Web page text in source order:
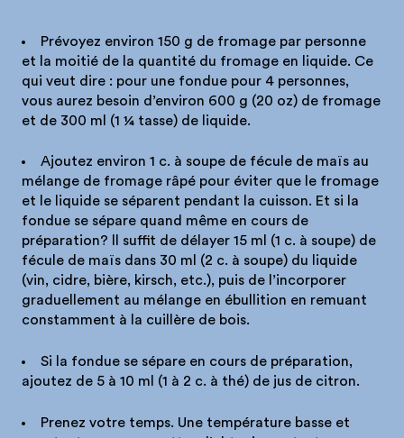
Prévoyez environ 150 g de fromage par personne
et la moitié de la quantité du fromage en liquide. Ce
qui veut dire : pour une fondue pour 4 personnes,
vous aurez besoin d’environ 600 g (20 oz) de fromage
et de 300 ml (1 ¼ tasse) de liquide.
Ajoutez environ 1 c. à soupe de fécule de maïs au
mélange de fromage râpé pour éviter que le fromage
et le liquide se séparent pendant la cuisson. Et si la
fondue se sépare quand même en cours de
préparation? ll suffit de délayer 15 ml (1 c. à soupe) de
fécule de maïs dans 30 ml (2 c. à soupe) du liquide
(vin, cidre, bière, kirsch, etc.), puis de l’incorporer
graduellement au mélange en ébullition en remuant
constamment à la cuillère de bois.
Si la fondue se sépare en cours de préparation,
ajoutez de 5 à 10 ml (1 à 2 c. à thé) de jus de citron.
Prenez votre temps. Une température basse et